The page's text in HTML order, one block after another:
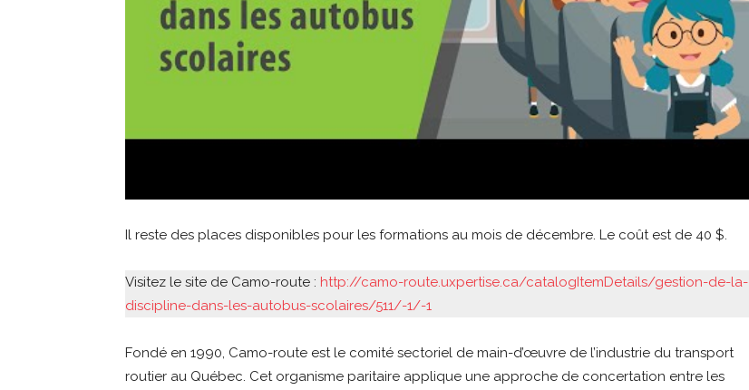
Il reste des places disponibles pour les formations au mois de décembre. Le coût est de 40 $.
Visitez le site de Camo-route : http://camo-route.uxpertise.ca/catalogItemDetails/gestion-de-la-
discipline-dans-les-autobus-scolaires/511/-1/-1
Fondé en 1990, Camo-route est le comité sectoriel de main-d’œuvre de l’industrie du transport
routier au Québec. Cet organisme paritaire applique une approche de concertation entre les